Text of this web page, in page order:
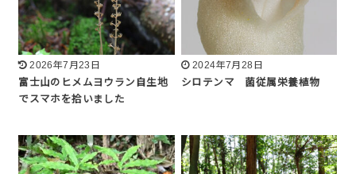
2026年7月23日
富士山のヒメムヨウラン自生地
でスマホを拾いました
2024年7月28日
シロテンマ 菌従属栄養植物